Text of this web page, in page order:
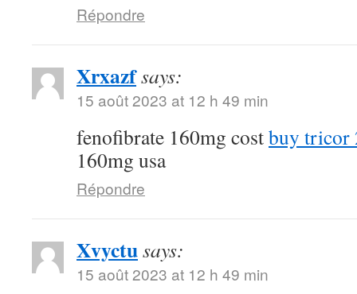
Répondre
Xrxazfsays:
15 août 2023 at 12 h 49 min
fenofibrate 160mg costbuy tricor
160mg usa
Répondre
Xvyctusays:
15 août 2023 at 12 h 49 min